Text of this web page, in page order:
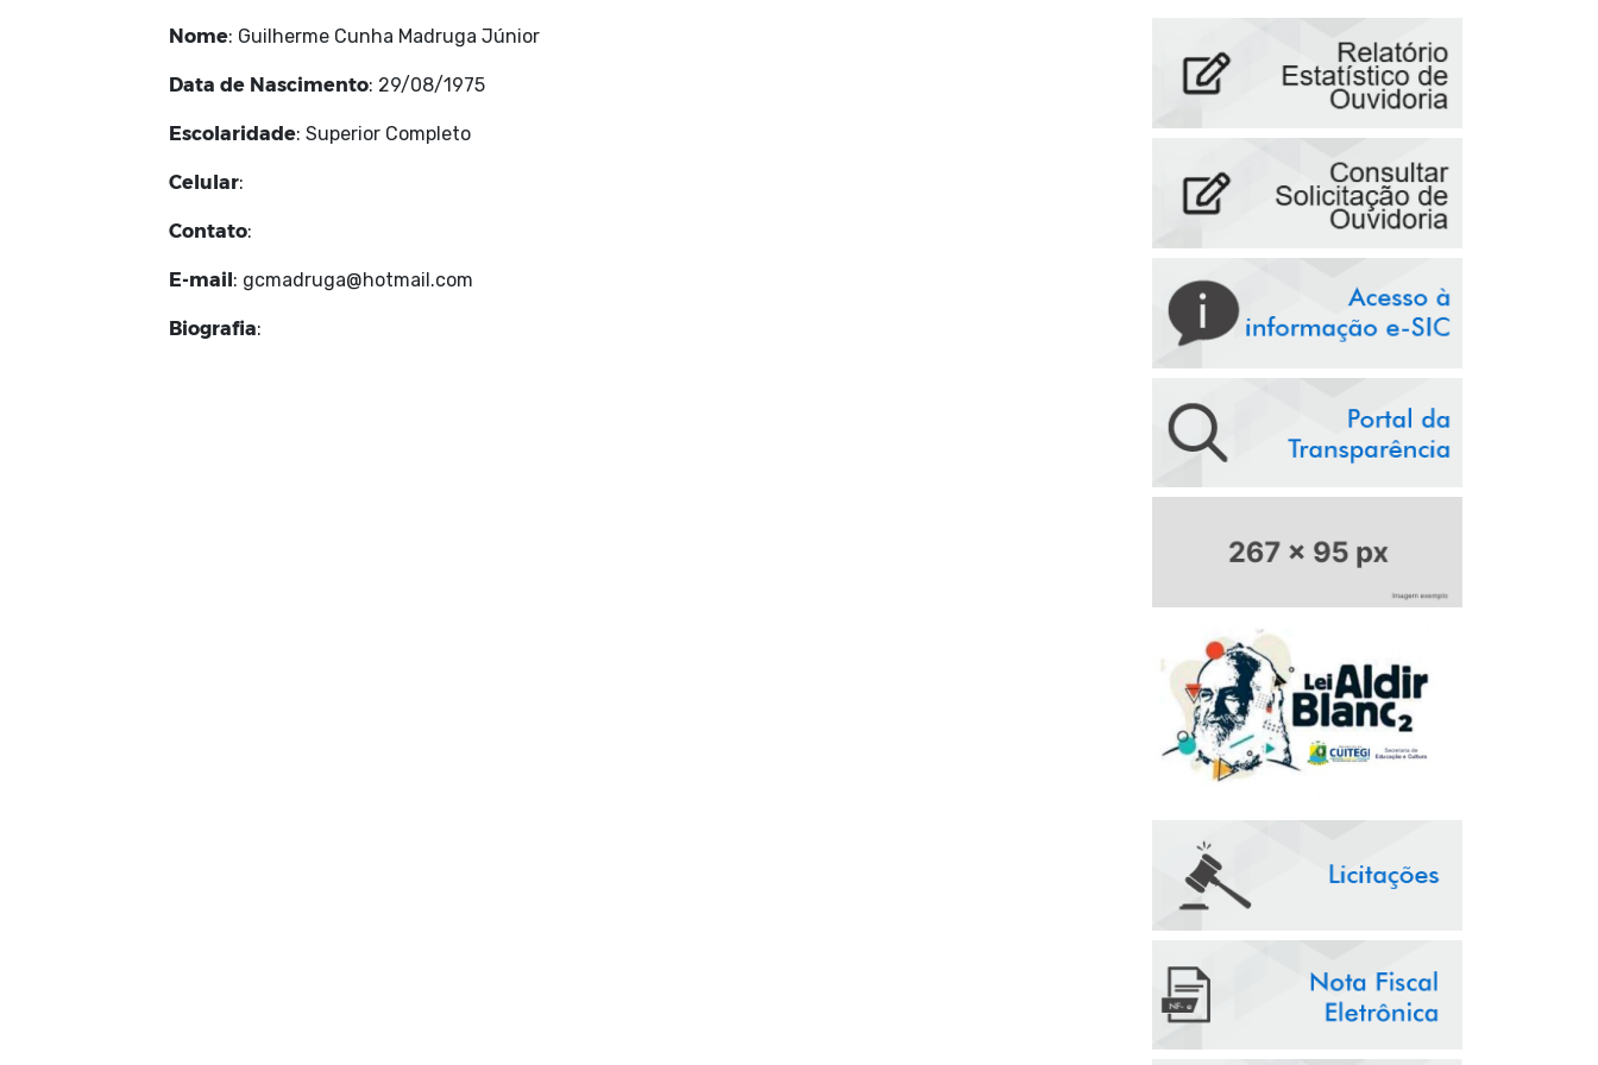
Nome: Guilherme Cunha Madruga Júnior
Data de Nascimento: 29/08/1975
Escolaridade: Superior Completo
Celular:
Contato:
E-mail: gcmadruga@hotmail.com
Biografia: